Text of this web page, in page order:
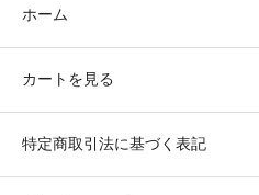
ホーム
カートを見る
特定商取引法に基づく表記